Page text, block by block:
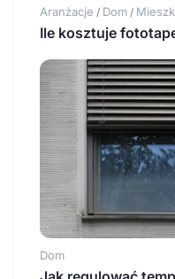
Aranżacje / Dom /
Ile kosztuje
Dom